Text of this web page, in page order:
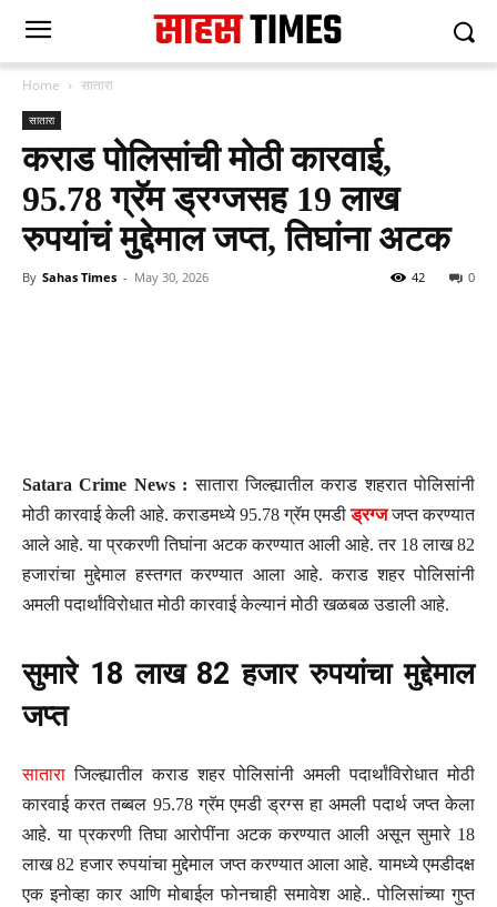
Home सातारा
सातारा
कराड पोलिसांची मोठी कारवाई,
95.78 ग्रॅम ड्रग्जसह 19 लाख
रुपयांचं मुद्देमाल जप्त, तिघांना अटक
By Sahas Times - May 30, 2026 0
42
Satara Crime News : सातारा जिल्ह्यातील कराड शहरात पोलिसांनी
मोठी कारवाई केली आहे. कराडमध्ये 95.78 ग्रॅम एमडीड्रग्ज जप्त करण्यात
आले आहे. या प्रकरणी तिघांना अटक करण्यात आली आहे. तर 18 लाख 82
हजारांचा मुद्देमाल हस्तगत करण्यात आला आहे. कराड शहर पोलिसांनी
अमली पदार्थांविरोधात मोठी कारवाई केल्यानं मोठी खळबळ उडाली आहे.
सुमारे 18 लाख 82 हजार रुपयांचा मुद्देमाल
जप्त
सातारा जिल्ह्यातील कराड शहर पोलिसांनी अमली पदार्थांविरोधात मोठी
कारवाई करत तब्बल 95.78 ग्रॅम एमडी ड्रग्स हा अमली पदार्थ जप्त केला
आहे. या प्रकरणी तिघा आरोपींना अटक करण्यात आली असून सुमारे 18
लाख 82 हजार रुपयांचा मुद्देमाल जप्त करण्यात आला आहे. यामध्ये एमडीदक्ष
एक इनोव्हा कार आणि मोबाईल फोनचाही समावेश आहे.. पोलिसांच्या गुप्त